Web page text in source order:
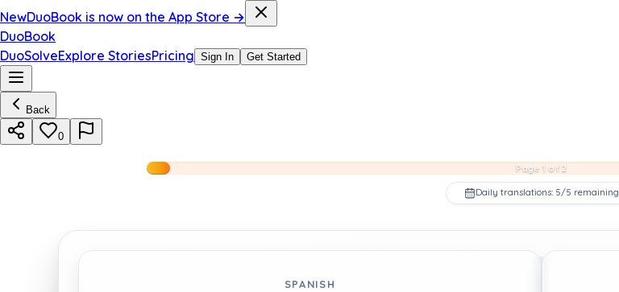
NewDuoBook is now on the App Store →
DuoBook
DuoSolveExplore StoriesPricing Sign In Get Started
Back
0
Page 1 of 2
Daily translations: 5/5 remaining
SPANISH